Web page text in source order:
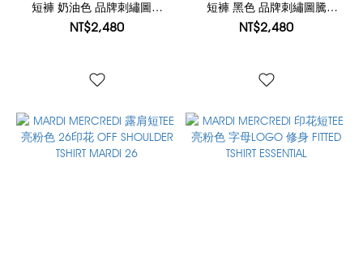
短褲 奶油色 品牌刺繡圖騰
SWEAT SHORTS EMBLEM
NT$2,480
短褲 黑色 品牌刺繡圖騰
SWEAT SHORTS EMBLEM
NT$2,480